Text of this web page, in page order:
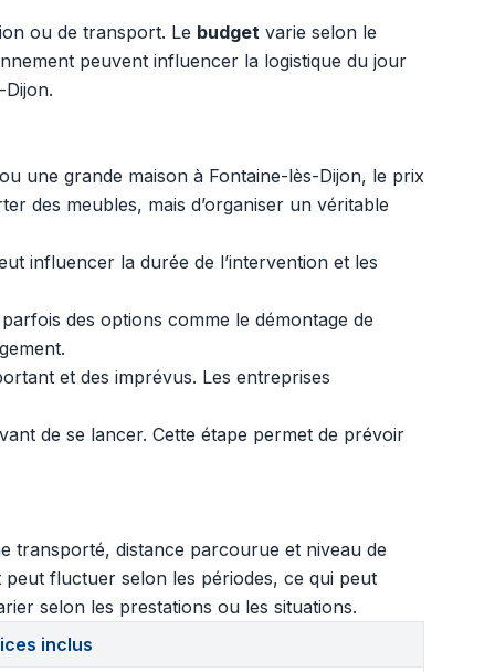
ou de transport. Le budget varie selon le
peuvent influencer la logistique du jour
une grande maison à Fontaine-lès-Dijon, le prix
des meubles, mais d’organiser un véritable
influencer la durée de l’intervention et les
des options comme le démontage de
et des imprévus. Les entreprises
de se lancer. Cette étape permet de prévoir
transporté, distance parcourue et niveau de
peut fluctuer selon les périodes, ce qui peut
selon les prestations ou les situations.
inclus